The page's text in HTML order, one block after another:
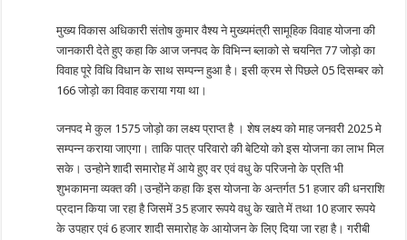
मुख्य विकास अधिकारी संतोष कुमार वैश्य ने मुख्यमंत्री सामूहिक विवाह योजना की
जानकारी देते हुए कहा कि आज जनपद के विभिन्न ब्लाको से चयनित 77 जोड़ो का
विवाह पूरे विधि विधान के साथ सम्पन्न हुआ है। इसी क्रम से पिछले 05 दिसम्बर को
166 जोड़ो का विवाह कराया गया था।
जनपद मे कुल 1575 जोड़ो का लक्ष्य प्राप्त है । शेष लक्ष्य को माह जनवरी 2025 मे
सम्पन्न कराया जाएगा। ताकि पात्र परिवारो की बेटियो को इस योजना का लाभ मिल
सके। उन्होने शादी समारोह में आये हुए वर एवं वधु के परिजनो के प्रति भी
शुभकामना व्यक्त की।उन्होंने कहा कि इस योजना के अन्तर्गत 51 हजार की धनराशि
प्रदान किया जा रहा है जिसमें 35 हजार रूपये वधु के खाते में तथा 10 हजार रूपये
के उपहार एवं 6 हजार शादी समारोह के आयोजन के लिए दिया जा रहा है। गरीबी